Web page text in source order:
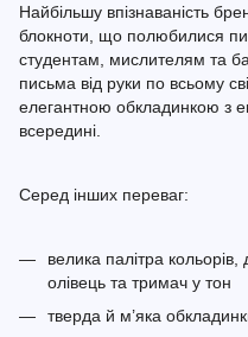
Найбільшу впізнаваність
блокноти, що полюбилися
студентам, мислителям та
письма від руки по всьому
елегантною обкладинкою з
всередині.
Серед інших переваг:
велика палітра кольорів,
олівець та тримач у тон
тверда й м’яка